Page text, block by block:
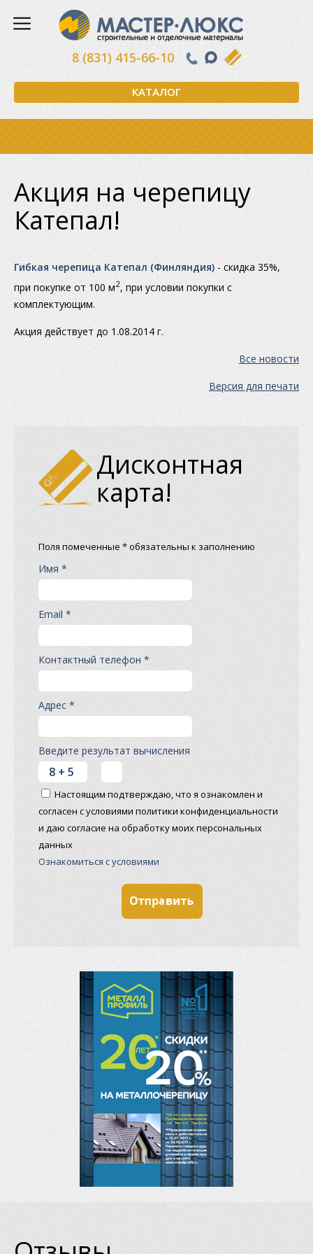
КАТАЛОГ
8 (831) 415-66-10
Акция на черепицу
Катепал!
Гибкая черепица Катепал (Финляндия) - скидка 35%,
при покупке от 100 м2, при условии покупки с
комплектующим.
Акция действует до 1.08.2014 г.
Все новости
Версия для печати
Дисконтная
карта!
Поля помеченные * обязательны к заполнению
Имя *
Email *
Контактный телефон *
Адрес *
Введите результат вычисления
Настоящим подтверждаю, что я ознакомлен и
согласен с условиями политики конфиденциальности
и даю согласие на обработку моих персональных
данных
Ознакомиться с условиями